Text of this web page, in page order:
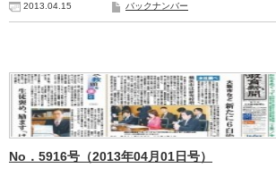
2013.04.15 バックナンバー
No．5916号（2013年04月01日号）